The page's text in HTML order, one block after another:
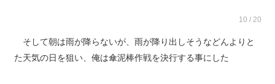
10 / 20
そして朝は雨が降らないが、雨が降り出しそうなどんよりと
た天気の日を狙い、俺は傘泥棒作戦を決行する事にした